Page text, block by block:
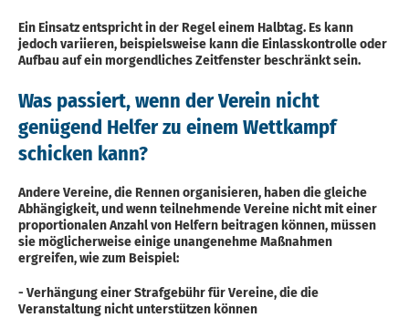
Ein Einsatz entspricht in der Regel einem Halbtag. Es kann
jedoch variieren, beispielsweise kann die Einlasskontrolle oder
Aufbau auf ein morgendliches Zeitfenster beschränkt sein.
Was passiert, wenn der Verein nicht
genügend Helfer zu einem Wettkampf
schicken kann?
Andere Vereine, die Rennen organisieren, haben die gleiche
Abhängigkeit, und wenn teilnehmende Vereine nicht mit einer
proportionalen Anzahl von Helfern beitragen können, müssen
sie möglicherweise einige unangenehme Maßnahmen
ergreifen, wie zum Beispiel:
- Verhängung einer Strafgebühr für Vereine, die die
Veranstaltung nicht unterstützen können